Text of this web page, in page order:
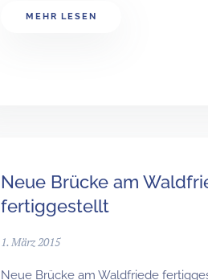
MEHR LESEN
Neue Brücke am
fertiggestellt
1. März 2015
Neue Brücke am Waldfriede